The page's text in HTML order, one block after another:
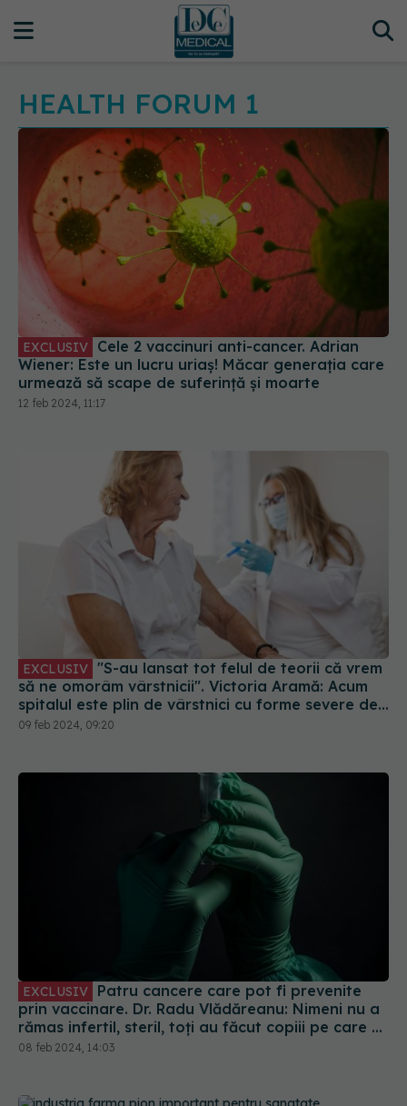
HEALTH FORUM 1
EXCLUSIV
Wiener: Este un lucru uriaș! Măcar generația care
urmează să scape de suferință și moarte
12 feb 2024, 11:17
EXCLUSIV
să ne omorâm vârstnicii". Victoria Aramă: Acum
spitalul este plin de vârstnici cu forme severe de
gripă. Sunt nevaccinați
09 feb 2024, 09:20
EXCLUSIV
prin vaccinare. Dr. Radu Vlădăreanu: Nimeni nu a
rămas infertil, steril, toți au făcut copiii pe care și
i-au dorit. Fetelor nu le-a crescut barbă
08 feb 2024, 14:03